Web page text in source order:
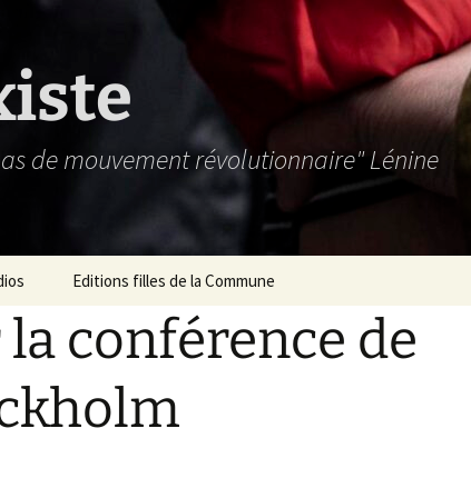
de mouvement révolutionnaire" Lénine
Editions filles de la Commune
la conférence de